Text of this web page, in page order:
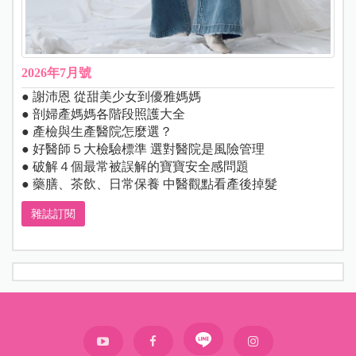
2026年7月號
● 謝沛恩 從甜美少女到優雅媽媽
● 剖婦產媽媽各階段照護大全
● 產檢與生產醫院怎麼選？
● 好醫師５大檢驗標準 選對醫院是風險管理
● 破解４個最常被誤解的寶寶安全感問題
● 藥膳、茶飲、日常保養 中醫觀點看產後掉髮
雜誌訂閱